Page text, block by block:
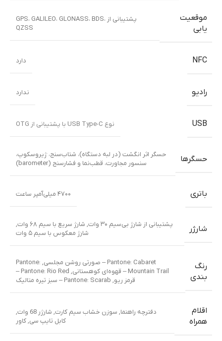
موقعیت
یابی
پشتیبانی از GPS، GALILEO، GLONASS، BDS،
QZSS
NFC دارد
رادیو ندارد
USB نوع USB Type-C با پشتیبانی از OTG
حسگرها
حسگر اثر انگشت (در لبه دستگاه)، شتاب‌سنج، ژیروسکوپ،
سنسور مجاورت، قطب‌نما و فشارسنج (barometer)
باتری ۴۷۰۰ میلی‌آمپر ساعت
شارژر پشتیبانی از شارژ بی‌سیم ۳۰ وات , شارژ سریع با سیم ۶۸ وات
,
شارژ معکوس با سیم ۵ وات
رنگ
بندی
Pantone: Cabaret – صورتی روشن مجلسی ,
Pantone:
Mountain Trail – قهوه‌ای کوهستانی
,
Pantone: Rio Red –
قرمز ریو, Pantone: Scarab – سبز تیره متالیک
اقلام
همراه
دفترچه راهنما, سوزن خشاب سیم کارت, شارژر 68 وات
,
کابل تایپ سی,کاور